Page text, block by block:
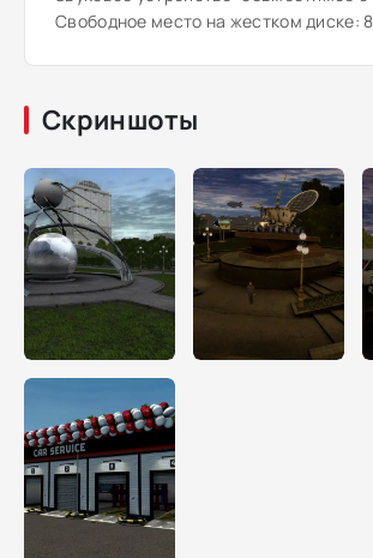
Свободное место на жестком диске:
Скриншоты